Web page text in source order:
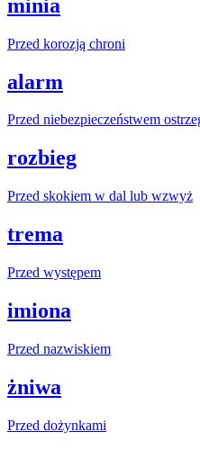
minia
Przed korozją chroni
alarm
Przed niebezpieczeństwem
rozbieg
Przed skokiem w dal lub wzwyż
trema
Przed występem
imiona
Przed nazwiskiem
żniwa
Przed dożynkami